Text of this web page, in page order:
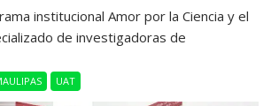
institucional Amor por la Ciencia y el
de investigadoras de
UAT